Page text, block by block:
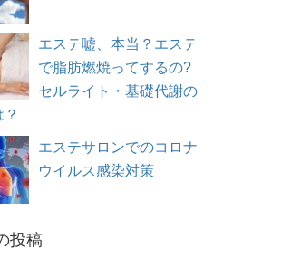
エステ嘘、本当？エステ
で脂肪燃焼ってするの?
セルライト・基礎代謝の
エステサロンでのコロナ
ウイルス感染対策
投稿